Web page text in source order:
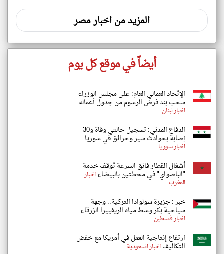
المزيد من اخبار مصر
أيضاً في موقع كل يوم
الإتّحاد العمالي العام: على مجلس الوزراء
سحب بند فرض الرسوم من جدول أعماله
اخبار لبنان
الدفاع المدني: تسجيل حالتي وفاة و30
إصابة بحوادث سير وحرائق في سوريا
اخبار سوريا
أشغال القطار فائق السرعة تُوقف خدمة
"الباصواي" في محطتين بالبيضاءاخبار
المغرب
خبر : جزيرة سولوادا التركية.. وجهة
سياحية بكر وسط مياه الريفييرا الزرقاء
اخبار فلسطين
ارتفاع إنتاجية العمل في أمريكا مع خفض
التكاليفاخبار السعودية